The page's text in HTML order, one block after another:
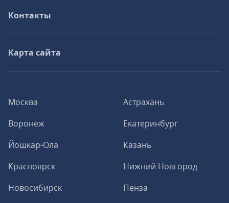
Москва
Астрахань
Воронеж
Екатеринбург
Йошкар-Ола
Казань
Красноярск
Нижний Новгород
Новосибирск
Пенза
Контакты
Карта сайта